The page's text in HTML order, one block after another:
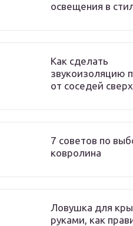
освещения в
Как сделать
звукоизоляцию
от соседей
7 советов по
ковролина
Ловушка для
руками, как